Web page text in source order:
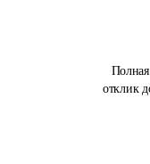
отклик